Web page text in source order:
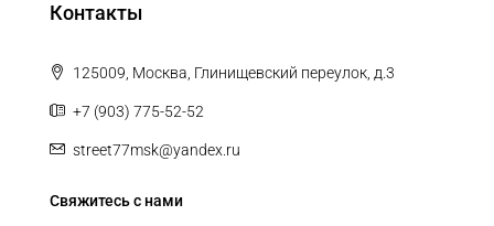
Контакты
125009, Москва, Глинищевский переулок, д.3
+7 (903) 775-52-52
street77msk@yandex.ru
Свяжитесь с нами